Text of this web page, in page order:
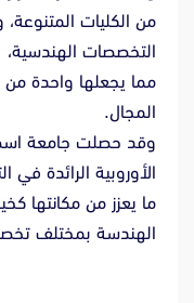
من الكليات
التخصصات الهندسية،
مما يجعلها واحدة من
المجال.
وقد حصلت جامعة
الأوروبية الرائدة
ما يعزز من مكانتها
الهندسة بمختلف